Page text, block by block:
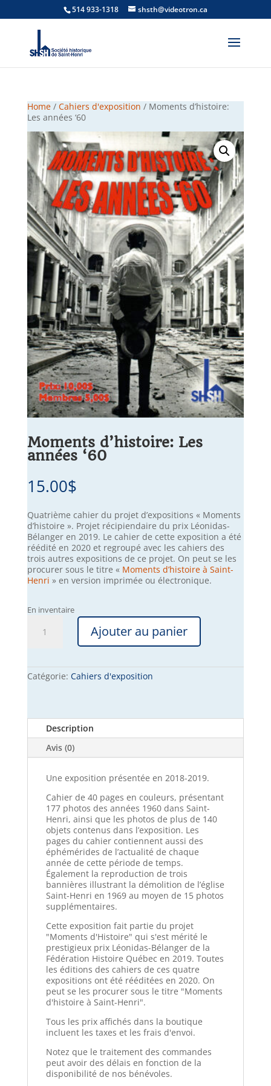
514 933-1318 shsth@videotron.ca
Home/ Cahiers d'exposition / Moments d’histoire:
Les années ‘60
Moments d’histoire: Les
années ‘60
15.00$
Quatrième cahier du projet d’expositions « Moments
d’histoire ». Projet récipiendaire du prix Léonidas-
Bélanger en 2019. Le cahier de cette exposition a été
réédité en 2020 et regroupé avec les cahiers des
trois autres expositions de ce projet. On peut se les
procurer sous le titre « Moments d’histoire à Saint-
Henri » en version imprimée ou électronique.
En inventaire
années
Ajouter au panier
Catégorie: Cahiers d'exposition
Description
Avis (0)
Une exposition présentée en 2018-2019.
Cahier de 40 pages en couleurs, présentant
177 photos des années 1960 dans Saint-
Henri, ainsi que les photos de plus de 140
objets contenus dans l’exposition. Les
pages du cahier contiennent aussi des
éphémérides de l’actualité de chaque
année de cette période de temps.
Également la reproduction de trois
bannières illustrant la démolition de l’église
Saint-Henri en 1969 au moyen de 15 photos
supplémentaires.
Cette exposition fait partie du projet
"Moments d'Histoire" qui s'est mérité le
prestigieux prix Léonidas-Bélanger de la
Fédération Histoire Québec en 2019. Toutes
les éditions des cahiers de ces quatre
expositions ont été rééditées en 2020. On
peut se les procurer sous le titre "Moments
d'histoire à Saint-Henri".
Tous les prix affichés dans la boutique
incluent les taxes et les frais d'envoi.
Notez que le traitement des commandes
peut avoir des délais en fonction de la
disponibilité de nos bénévoles.